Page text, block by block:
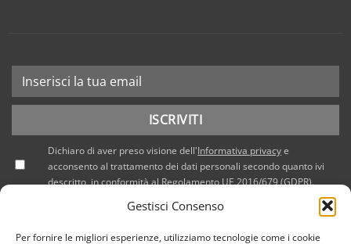
Gestisci Consenso
Per fornire le migliori esperienze, utilizziamo tecnologie come i cookie
Dichiaro di aver preso visione dell'Informativa privacye
acconsento al trattamento dei dati personali secondo quanto ivi
descritto, in conformità al Regolamento UE 2016/679 (GDPR).